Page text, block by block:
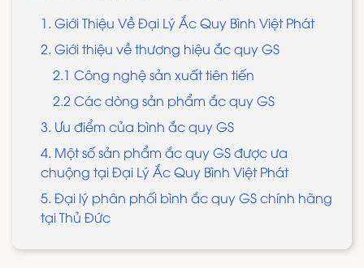
1. Giới Thiệu Về Đại Lý Ắc Quy Bình Việt Phát
2. Giới thiệu về thương hiệu ắc quy GS
2.1 Công nghệ sản xuất tiên tiến
2.2 Các dòng sản phẩm ắc quy GS
3. Ưu điểm của bình ắc quy GS
4. Một số sản phẩm ắc quy GS được ưa
chuộng tại Đại Lý Ắc Quy Bình Việt Phát
5. Đại lý phân phối bình ắc quy GS chính hãng
tại Thủ Đức